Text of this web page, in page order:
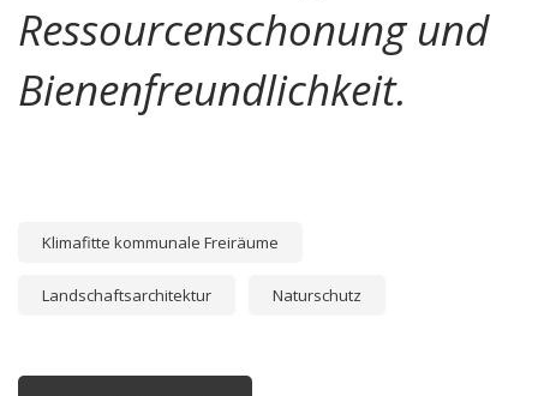
Ressourcenschonung und
Bienenfreundlichkeit.
Klimafitte kommunale Freiräume
Landschaftsarchitektur Naturschutz